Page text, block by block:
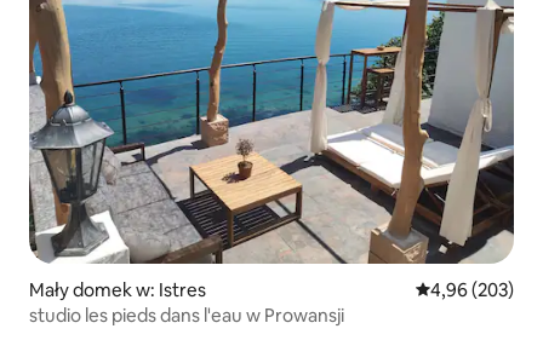
Mały domek w: Istres Średnia
4,96 (203)
studio les pieds dans l'eau w Prowansji